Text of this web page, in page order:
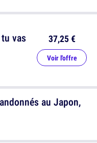
au Japon,
vas
37,25 €
Voir l'offre